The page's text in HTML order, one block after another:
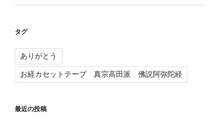
タグ
ありがとう
お経カセットテープ 真宗高田派 佛説阿弥陀経
最近の投稿